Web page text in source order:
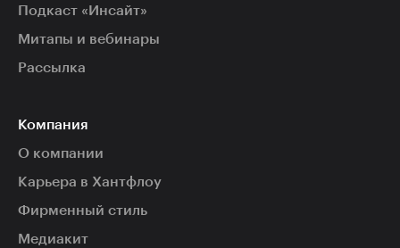
Подкаст «Инсайт»
Митапы и вебинары
Рассылка
Компания
О компании
Карьера в Хантфлоу
Фирменный стиль
Медиакит